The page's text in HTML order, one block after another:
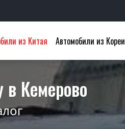
из Китая Автомобили из Кореи
в Кемерово